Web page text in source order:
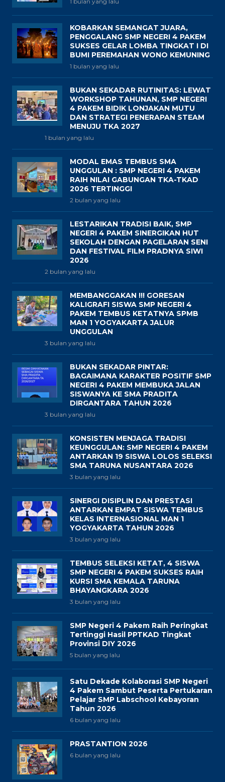
KOBARKAN SEMANGAT JUARA,
PENGGALANG SMP NEGERI 4 PAKEM
SUKSES GELAR LOMBA TINGKAT I DI
BUMI PEREMAHAN WONO KEMUNING
1 bulan yang lalu
BUKAN SEKADAR RUTINITAS: LEWAT
WORKSHOP TAHUNAN, SMP NEGERI
4 PAKEM BIDIK LONJAKAN MUTU
DAN STRATEGI PENERAPAN STEAM
MENUJU TKA 2027
1 bulan yang lalu
MODAL EMAS TEMBUS SMA
UNGGULAN : SMP NEGERI 4 PAKEM
RAIH NILAI GABUNGAN TKA-TKAD
2026 TERTINGGI
2 bulan yang lalu
LESTARIKAN TRADISI BAIK, SMP
NEGERI 4 PAKEM SINERGIKAN HUT
SEKOLAH DENGAN PAGELARAN SENI
DAN FESTIVAL FILM PRADNYA SIWI
2026
2 bulan yang lalu
MEMBANGGAKAN !!! GORESAN
KALIGRAFI SISWA SMP NEGERI 4
PAKEM TEMBUS KETATNYA SPMB
MAN 1 YOGYAKARTA JALUR
UNGGULAN
3 bulan yang lalu
BUKAN SEKADAR PINTAR:
BAGAIMANA KARAKTER POSITIF SMP
NEGERI 4 PAKEM MEMBUKA JALAN
SISWANYA KE SMA PRADITA
DIRGANTARA TAHUN 2026
3 bulan yang lalu
KONSISTEN MENJAGA TRADISI
KEUNGGULAN: SMP NEGERI 4 PAKEM
ANTARKAN 19 SISWA LOLOS SELEKSI
SMA TARUNA NUSANTARA 2026
3 bulan yang lalu
SINERGI DISIPLIN DAN PRESTASI
ANTARKAN EMPAT SISWA TEMBUS
KELAS INTERNASIONAL MAN 1
YOGYAKARTA TAHUN 2026
3 bulan yang lalu
TEMBUS SELEKSI KETAT, 4 SISWA
SMP NEGERI 4 PAKEM SUKSES RAIH
KURSI SMA KEMALA TARUNA
BHAYANGKARA 2026
3 bulan yang lalu
SMP Negeri 4 Pakem Raih Peringkat
Tertinggi Hasil PPTKAD Tingkat
Provinsi DIY 2026
5 bulan yang lalu
Satu Dekade Kolaborasi SMP Negeri
4 Pakem Sambut Peserta Pertukaran
Pelajar SMP Labschool Kebayoran
Tahun 2026
6 bulan yang lalu
PRASTANTION 2026
6 bulan yang lalu